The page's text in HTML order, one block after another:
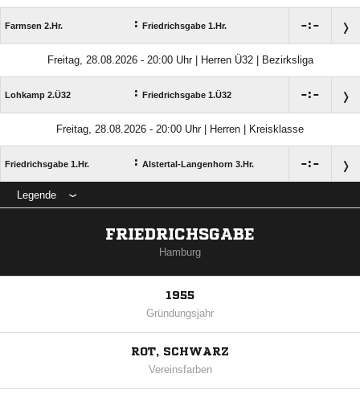
Farmsen 2.Hr. : Friedrichsgabe 1.Hr. :
Freitag, 28.08.2026 - 20:00 Uhr | Herren Ü32 | Bezirksliga
Lohkamp 2.Ü32 : Friedrichsgabe 1.Ü32 :
Freitag, 28.08.2026 - 20:00 Uhr | Herren | Kreisklasse
Friedrichsgabe 1.Hr. : Alstertal-Langenhorn 3.Hr. :
Legende
FRIEDRICHSGABE
Hamburg
1955
Gründungsjahr
ROT, SCHWARZ
Vereinsfarben